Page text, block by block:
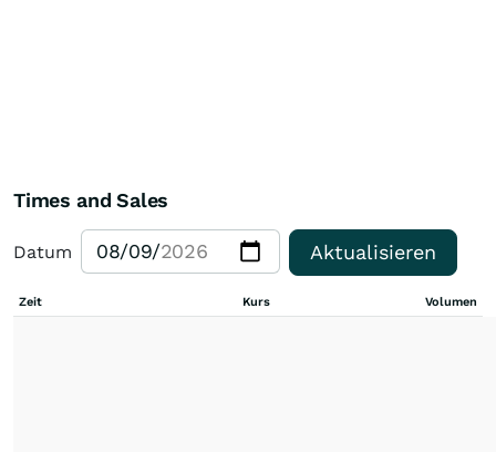
Times and Sales
Datum Aktualisieren
Zeit Kurs Volumen